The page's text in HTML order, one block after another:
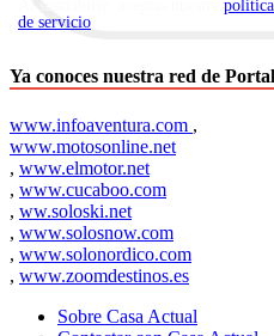
de servicio
Ya conoces nuestra red de
www.infoaventura.com ,
www.motosonline.net
, www.elmotor.net
, www.cucaboo.com
, ww.soloski.net
, www.solosnow.com
, www.solonordico.com
, www.zoomdestinos.es
Sobre Casa Actual